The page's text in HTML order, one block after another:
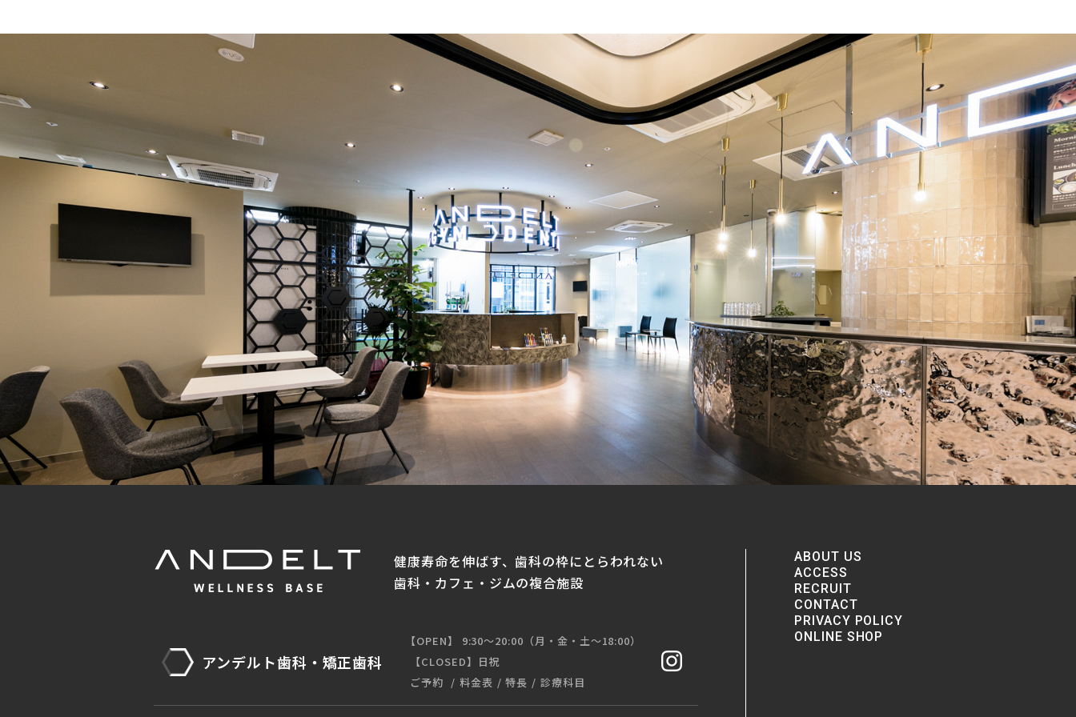
健康寿命を伸ばす、歯科の枠にとらわれない
歯科・カフェ・ジムの複合施設
アンデルト歯科・矯正歯科
【OPEN】 9:30〜20:00（月・金・土〜18:00）
【CLOSED】日祝
ご予約
料金表 特長 診療科目
ABOUT US
ACCESS
RECRUIT
CONTACT
PRIVACY POLICY
ONLINE SHOP